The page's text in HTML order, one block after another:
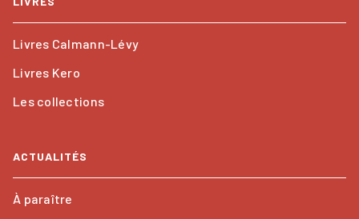
Livres Calmann-Lévy
Livres Kero
Les collections
ACTUALITÉS
À paraître